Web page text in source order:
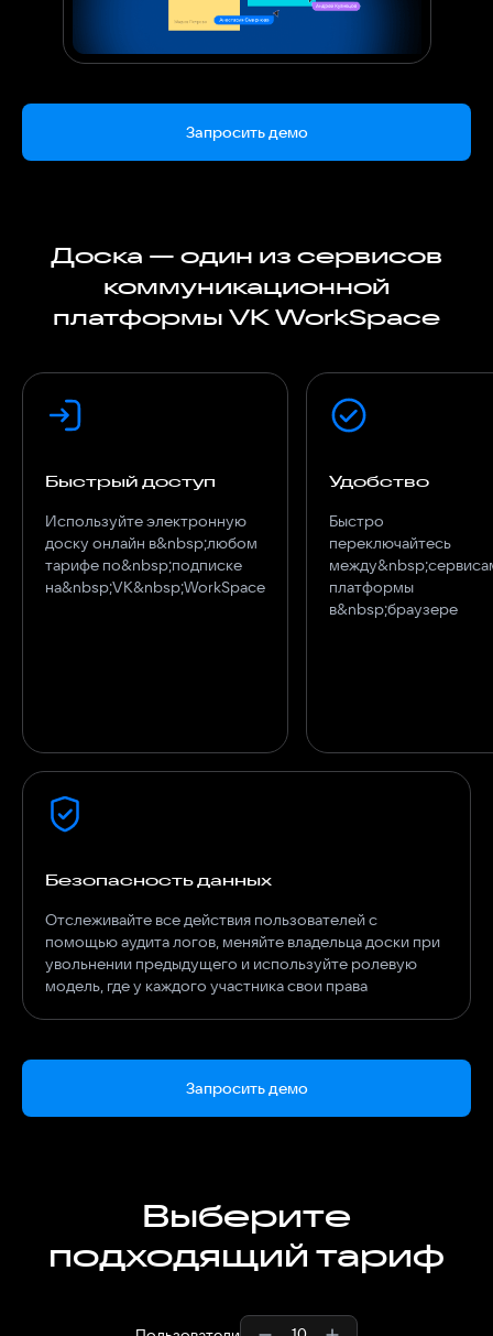
Запросить демо
Доска — один из сервисов
коммуникационной
платформы VK WorkSpace
Быстрый доступ
Используйте электронную
доску онлайн в&nbsp;любом
тарифе по&nbsp;подписке
на&nbsp;VK&nbsp;WorkSpace
Удобство
Быстро
переключайтесь
платформы
в&nbsp;браузере
Безопасность данных
Отслеживайте все действия пользователей с
помощью аудита логов, меняйте владельца доски при
увольнении предыдущего и используйте ролевую
модель, где у каждого участника свои права
Запросить демо
Выберите
подходящий тариф